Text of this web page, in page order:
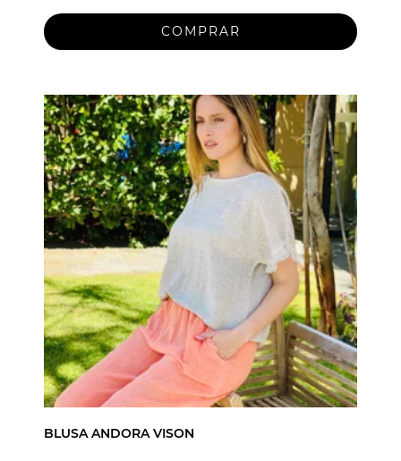
BLUSA ANDORA VISON